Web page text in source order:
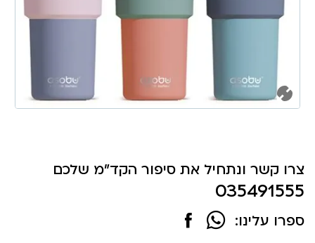
צרו קשר ונתחיל את סיפור הקד"מ שלכם
035491555
ספרו עלינו: